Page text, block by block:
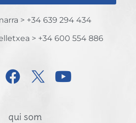
> +34 639 294 434
> +34 600 554 886
qui som